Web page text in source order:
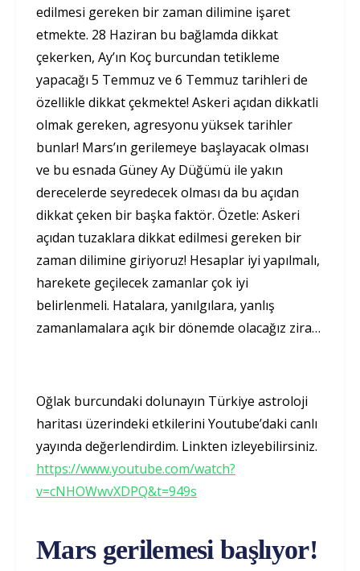
edilmesi gereken bir zaman dilimine işaret
etmekte. 28 Haziran bu bağlamda dikkat
çekerken, Ay’ın Koç burcundan tetikleme
yapacağı 5 Temmuz ve 6 Temmuz tarihleri de
özellikle dikkat çekmekte! Askeri açıdan dikkatli
olmak gereken, agresyonu yüksek tarihler
bunlar! Mars’ın gerilemeye başlayacak olması
ve bu esnada Güney Ay Düğümü ile yakın
derecelerde seyredecek olması da bu açıdan
dikkat çeken bir başka faktör. Özetle: Askeri
açıdan tuzaklara dikkat edilmesi gereken bir
zaman dilimine giriyoruz! Hesaplar iyi yapılmalı,
harekete geçilecek zamanlar çok iyi
belirlenmeli. Hatalara, yanılgılara, yanlış
zamanlamalara açık bir dönemde olacağız zira…
Oğlak burcundaki dolunayın Türkiye astroloji
haritası üzerindeki etkilerini Youtube’daki canlı
yayında değerlendirdim. Linkten izleyebilirsiniz.
https://www.youtube.com/watch?
v=cNHOWwvXDPQ&t=949s
Mars gerilemesi başlıyor!